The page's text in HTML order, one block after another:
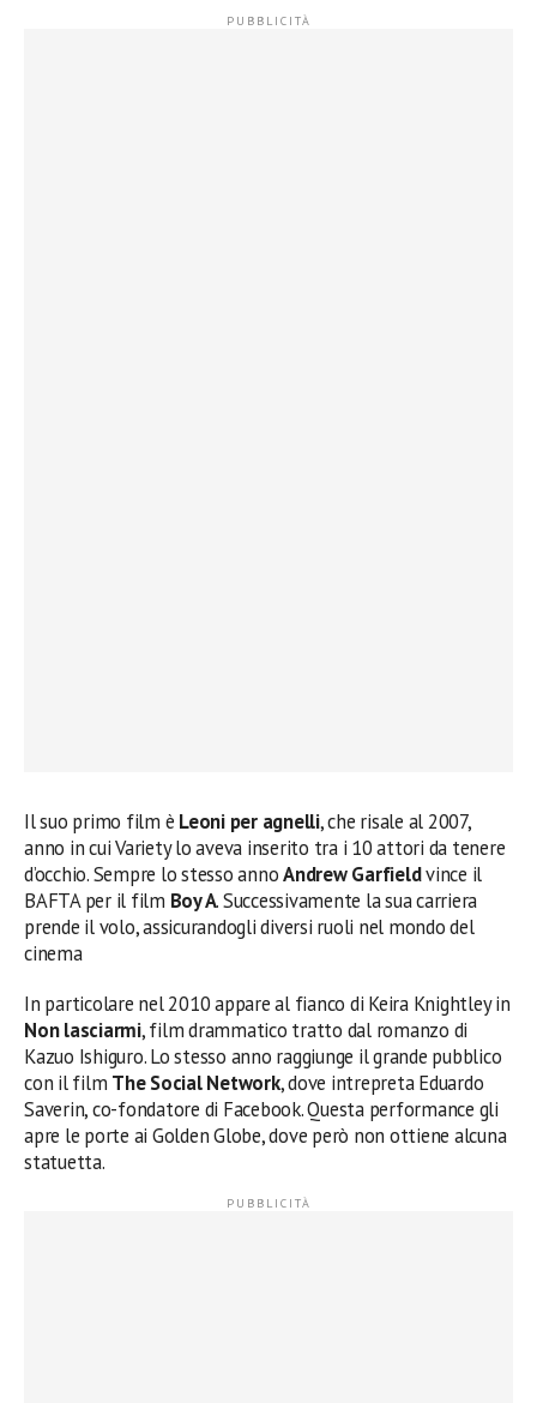
Il suo primo film è Leoni per agnelli, che risale al 2007,
anno in cui Variety lo aveva inserito tra i 10 attori da tenere
d’occhio. Sempre lo stesso annoAndrew Garfieldvince il
BAFTA per il film Boy A. Successivamente la sua carriera
prende il volo, assicurandogli diversi ruoli nel mondo del
cinema
In particolare nel 2010 appare al fianco di Keira Knightley in
Non lasciarmi, film drammatico tratto dal romanzo di
Kazuo Ishiguro. Lo stesso anno raggiunge il grande pubblico
con il film The Social Network, dove intrepreta Eduardo
Saverin, co-fondatore di Facebook. Questa performance gli
apre le porte ai Golden Globe, dove però non ottiene alcuna
statuetta.